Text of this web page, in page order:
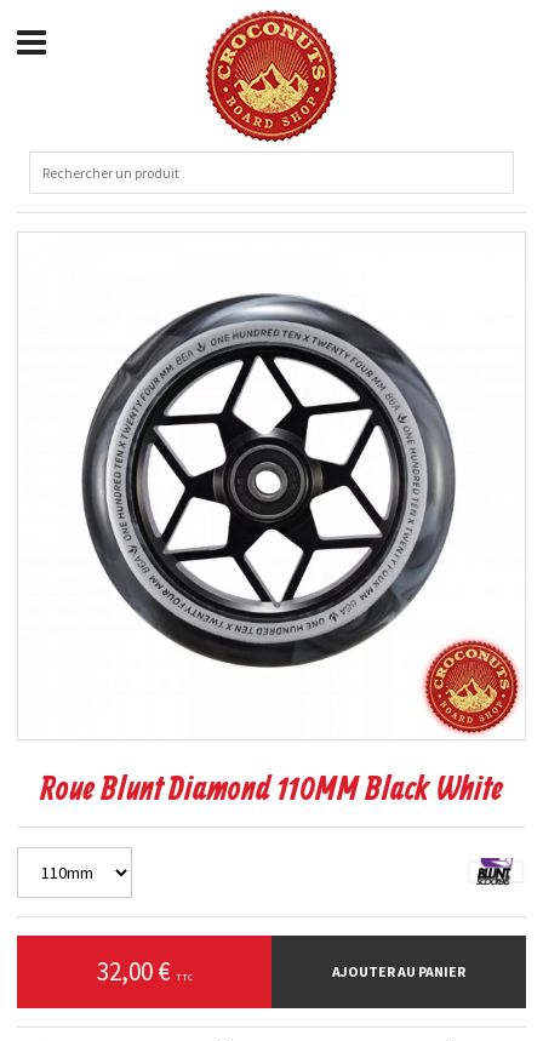
Roue Blunt Diamond 110MM Black White
32,00 € TTC AJOUTER AU PANIER